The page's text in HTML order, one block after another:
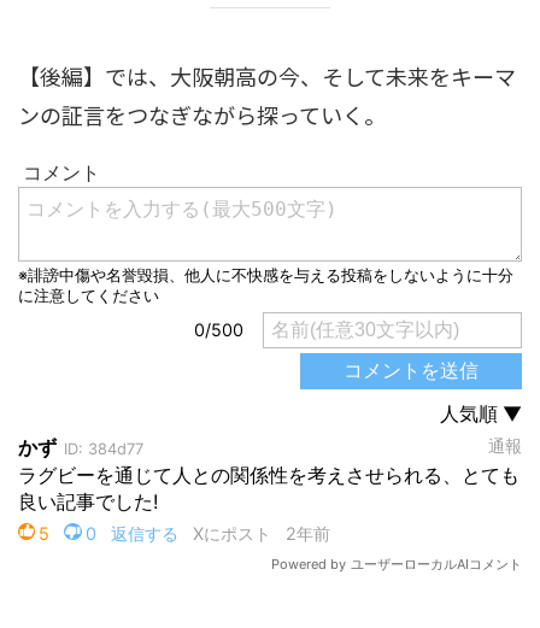
【後編】では、大阪朝高の今、そして未来をキーマ
ンの証言をつなぎながら探っていく。